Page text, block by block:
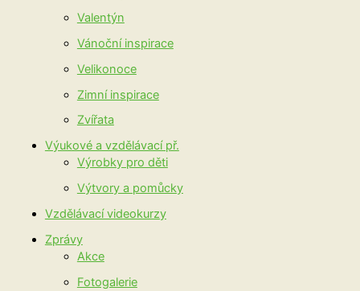
Valentýn
Vánoční inspirace
Velikonoce
Zimní inspirace
Zvířata
Výukové a vzdělávací př.
Výrobky pro děti
Výtvory a pomůcky
Vzdělávací videokurzy
Zprávy
Akce
Fotogalerie